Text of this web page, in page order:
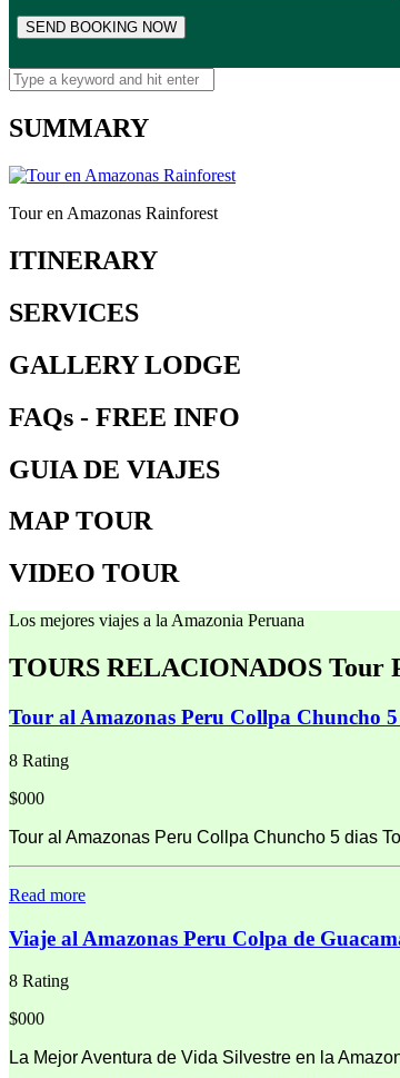
SUMMARY
Tour en Amazonas Rainforest
ITINERARY
SERVICES
GALLERY LODGE
FAQs - FREE INFO
GUIA DE VIAJES
MAP TOUR
VIDEO TOUR
Los mejores viajes a la Amazonia Peruana
TOURS RELACIONADOS Tour
Tour al Amazonas Peru Collpa Chuncho
8 Rating
$000
Tour al Amazonas Peru Collpa Chuncho 5 dias
Read more
Viaje al Amazonas Peru Colpa de
8 Rating
$000
La Mejor Aventura de Vida Silvestre en la